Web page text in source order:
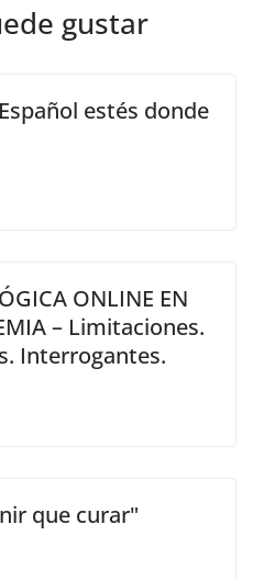
k
gustar
estés donde
ONLINE EN
– Limitaciones.
Interrogantes.
que curar"